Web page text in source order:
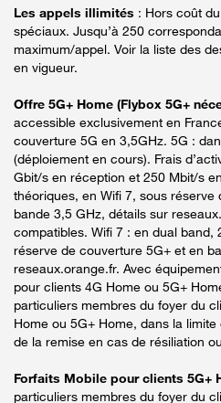
Les appels illimités : Hors coût
spéciaux. Jusqu’à 250
maximum/appel. Voir la liste des
en vigueur.
Offre 5G+ Home (Flybox 5G+
accessible exclusivement en
couverture 5G en 3,5GHz. 5G :
(déploiement en cours). Frais
Gbit/s en réception et 250 Mbit/s
théoriques, en Wifi 7, sous réserve
bande 3,5 GHz, détails sur
compatibles. Wifi 7 : en dual band,
réserve de couverture 5G+ et en
reseaux.orange.fr. Avec
pour clients 4G Home ou 5G+
particuliers membres du foyer du
Home ou 5G+ Home, dans la
de la remise en cas de résiliation
Forfaits Mobile pour clients 5G+
particuliers membres du foyer du